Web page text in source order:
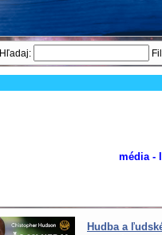
Hľadaj:
média -
Hudba a